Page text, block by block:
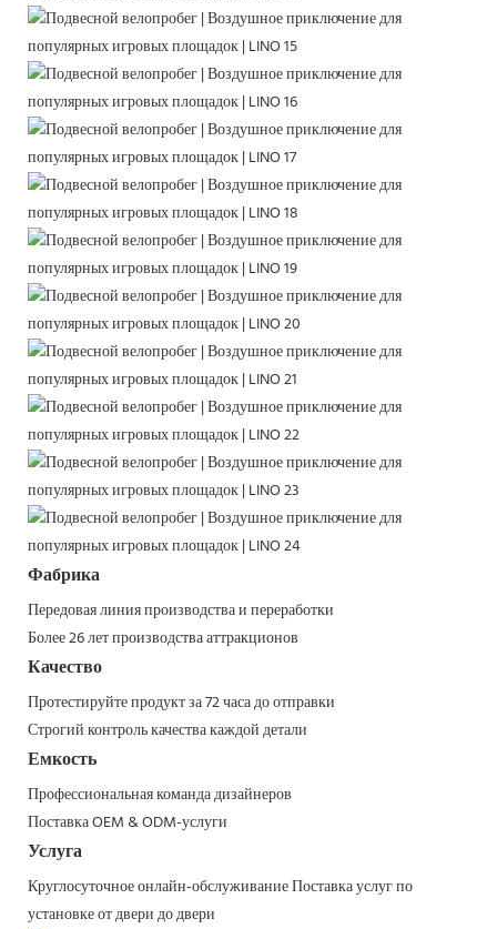
Фабрика
Передовая линия производства и переработки
Более 26 лет производства аттракционов
Качество
Протестируйте продукт за 72 часа до отправки
Строгий контроль качества каждой детали
Емкость
Профессиональная команда дизайнеров
Поставка OEM & ODM-услуги
Услуга
Круглосуточное онлайн-обслуживаниеПоставка услуг по
установке от двери до двери